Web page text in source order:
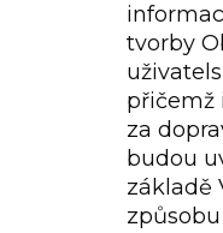
tvorby
přičemž
za
budou
základě